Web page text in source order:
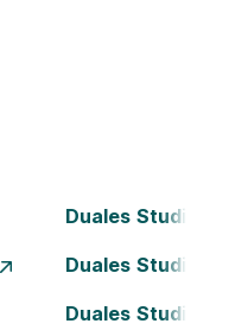
Duales Studium
Duales Studium
Duales Studium